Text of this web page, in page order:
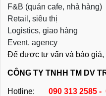
F&B (quán cafe, nhà hàng)
Retail, siêu thị
Logistics, giao hàng
Event, agency
Để được tư vấn và báo giá,
CÔNG TY TNHH TM DV
Hotline: 090 313 2585 -